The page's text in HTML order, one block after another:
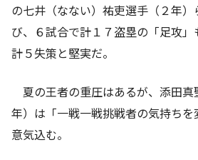
の七井（なない）祐吏選手（２年
び、６試合で計１７盗塁の「足攻
計５失策と堅実だ。
夏の王者の重圧はあるが、添田真
年）は「一戦一戦挑戦者の気持ちを
意気込む。